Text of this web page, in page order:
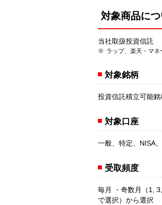
対象商品に
当社取扱投資信託
ラップ、楽天・マネ
対象銘柄
投資信託積立可能銘
対象口座
一般、特定、NISA
受取頻度
毎月 ・奇数月（1,
で選択）から選択